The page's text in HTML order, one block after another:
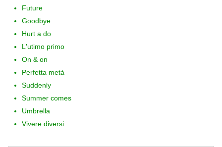
Future
Goodbye
Hurt a do
L'utimo primo
On & on
Perfetta metà
Suddenly
Summer comes
Umbrella
Vivere diversi